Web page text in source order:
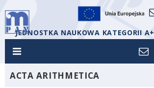
JEDNOSTKA NAUKOWA KATEGORII A+
ACTA ARITHMETICA